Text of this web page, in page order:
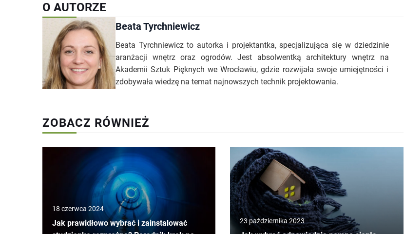
O AUTORZE
Beata Tyrchniewicz
Beata Tyrchniewicz to autorka i projektantka, specjalizująca się w dziedzinie
aranżacji wnętrz oraz ogrodów. Jest absolwentką architektury wnętrz na
Akademii Sztuk Pięknych we Wrocławiu, gdzie rozwijała swoje umiejętności i
zdobywała wiedzę na temat najnowszych technik projektowania.
ZOBACZ RÓWNIEŻ
18 czerwca 2024
Jak prawidłowo wybrać i zainstalować
23 października 2023